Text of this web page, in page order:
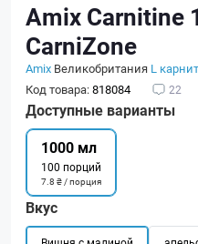
Amix Carnitine
CarniZone
Amix Великобритания L
Код товара:818084 22
Доступные варианты
1000 мл
100 порций
7.8 ₴ / порция
Вкус